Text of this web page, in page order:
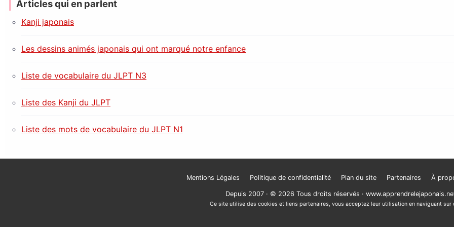
Articles qui en parlent
Kanji japonais
Les dessins animés japonais qui ont marqué notre enfance
Liste de vocabulaire du JLPT N3
Liste des Kanji du JLPT
Liste des mots de vocabulaire du JLPT N1
Mentions Légales Politique de confidentialité Plan du site Partenaires À
Depuis 2007 · © 2026 Tous droits réservés ·
Ce site utilise des cookies et liens partenaires, vous acceptez leur utilisation en naviguant sur